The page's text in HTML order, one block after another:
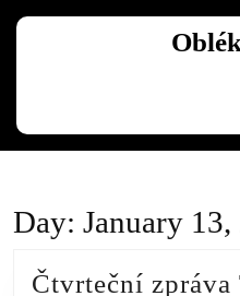
Day: January 13,
Čtvrteční